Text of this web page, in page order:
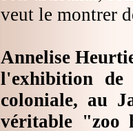
veut le montrer
Annelise
l'exhibition de
coloniale, au
véritable "zoo